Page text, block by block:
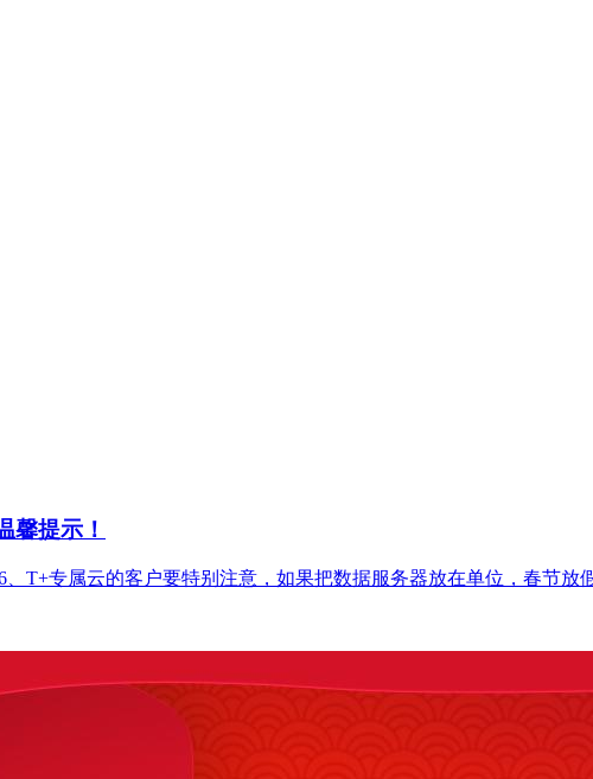
馨提示！
、T+专属云的客户要特别注意，如果把数据服务器放在单位，春节放